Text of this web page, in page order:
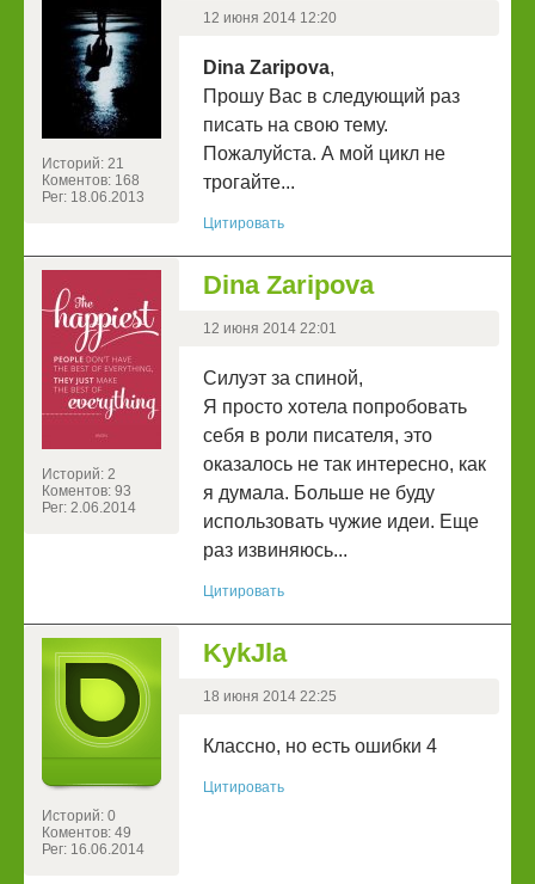
Историй: 21
Коментов: 168
Рег: 18.06.2013
12 июня 2014 12:20
Dina Zaripova,
Прошу Вас в следующий раз
писать на свою тему.
Пожалуйста. А мой цикл не
трогайте...
Цитировать
Историй: 2
Коментов: 93
Рег: 2.06.2014
Dina Zaripova
12 июня 2014 22:01
Силуэт за спиной,
Я просто хотела попробовать
себя в роли писателя, это
оказалось не так интересно, как
я думала. Больше не буду
использовать чужие идеи. Еще
раз извиняюсь...
Цитировать
Историй: 0
Коментов: 49
Рег: 16.06.2014
KykJla
18 июня 2014 22:25
Классно, но есть ошибки 4
Цитировать